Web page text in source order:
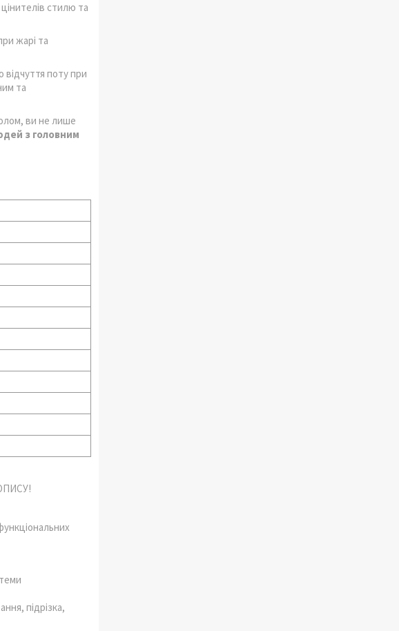
стилю та
жарі та
поту при
та
ви не лише
з головним
підрізка,